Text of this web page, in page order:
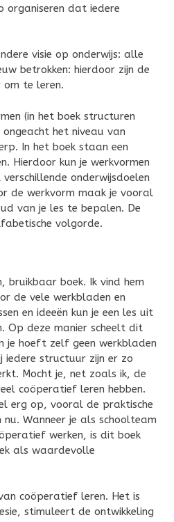
organiseren dat iedere
visie op onderwijs: alle
betrokken: hierdoor zijn de
om te leren.
(in het boek structuren
het niveau van
In het boek staan een
Hierdoor kun je werkvormen
onderwijsdoelen
de werkvorm maak je vooral
van je les te bepalen. De
volgorde.
bruikbaar boek. Ik vind hem
de vele werkbladen en
en ideeën kun je een les uit
Op deze manier scheelt dit
je hoeft zelf geen werkbladen
iedere structuur zijn er zo
Mocht je, net zoals ik, de
coöperatief leren hebben.
erg op, vooral de praktische
Wanneer je als schoolteam
werken, is dit boek
als waardevolle
coöperatief leren. Het is
stimuleert de ontwikkeling